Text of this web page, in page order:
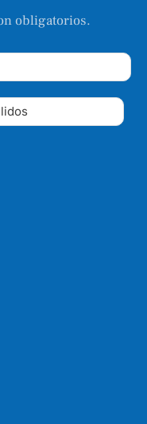
obligatorios.